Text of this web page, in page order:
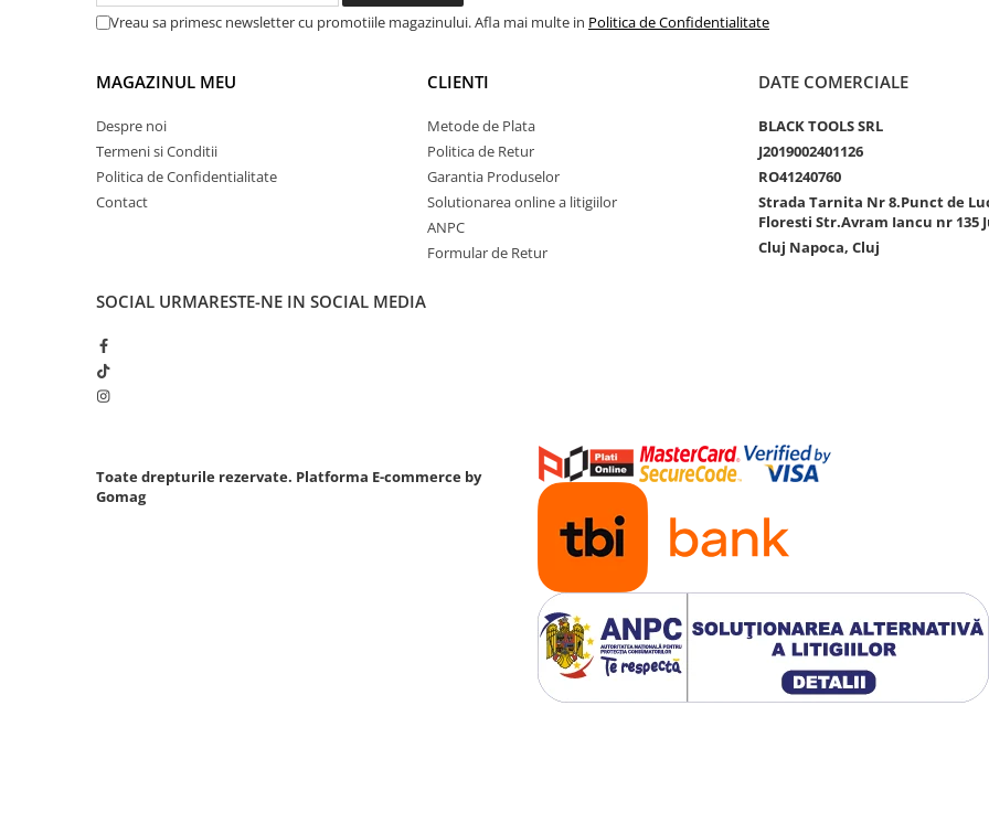
Pistoale de vopsit
Polizoare biax
Slefuitoare Pneumatice
Scule speciale
Diagnoza si masurari
Sistem directie
Sistem franare
Sistem Vibro-Power
Sisteme de ridicare si sustinere
Surubelnite Si Biti
Vreau sa primesc newsletter cu promotiile magazinului. Afla mai multe in Politica de Confidentialitate
MAGAZINUL MEU
Despre noi
Termeni si Conditii
Politica de Confidentialitate
Contact
CLIENTI
Metode de Plata
Politica de Retur
Garantia Produselor
Solutionarea online a litigiilor
ANPC
Formular de Retur
DATE COMERCIALE
BLACK TOOLS SRL
J2019002401126
RO41240760
Strada Tarnita Nr 8.Punct de
Floresti Str.Avram Iancu nr 135
Cluj Napoca, Cluj
SOCIAL URMARESTE-NE IN SOCIAL MEDIA
Toate drepturile rezervate. Platforma E-commerce by
Gomag